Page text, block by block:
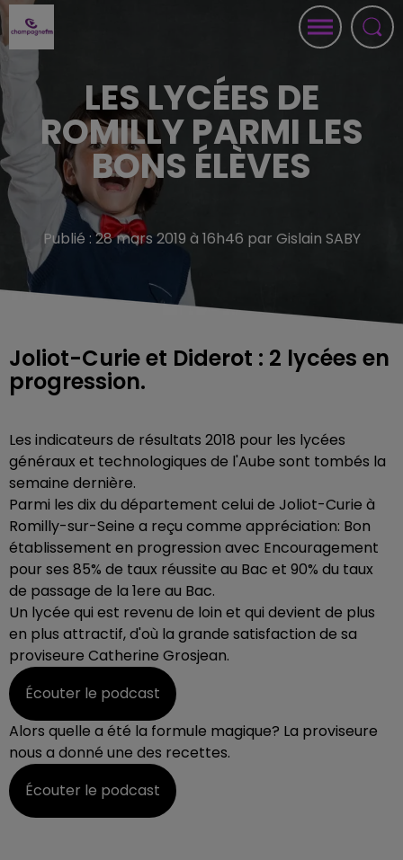
LES LYCÉES DE
ROMILLY PARMI LES
BONS ÉLÈVES
Publié : 28 mars 2019 à 16h46 par Gislain SABY
Joliot-Curie et Diderot : 2 lycées en
progression.
Les indicateurs de résultats 2018 pour les lycées
généraux et technologiques de l'Aube sont tombés la
semaine dernière.
Parmi les dix du département celui de Joliot-Curie à
Romilly-sur-Seine a reçu comme appréciation: Bon
établissement en progression avec Encouragement
pour ses 85% de taux réussite au Bac et 90% du taux
de passage de la 1ere au Bac.
Un lycée qui est revenu de loin et qui devient de plus
en plus attractif, d'où la grande satisfaction de sa
proviseure Catherine Grosjean.
Écouter le podcast
Alors quelle a été la formule magique? La proviseure
nous a donné une des recettes.
Écouter le podcast